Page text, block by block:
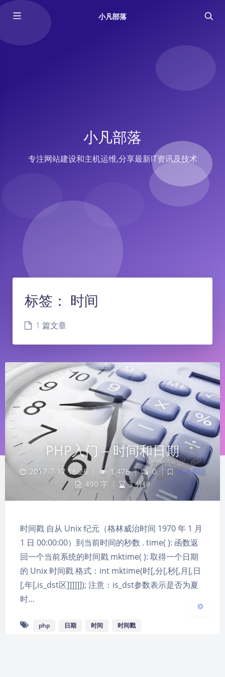
小凡部落
小凡部落
专注网站建设和主机运维,分享最新IT资讯及技术
浅阴影 深阴影
关闭 日落 暗化 灰度
标签： 时间
1 篇文章
PHP入门 – 时间和日期
2017-7-17 16:26 1,476 | 0 |
PHP基础
490 字
| 3 分钟
时间戳 自从 Unix 纪元（格林威治时间 1970 年 1 月
1 日 00:00:00）到当前时间的秒数 . time( ): 函数返
回一个当前系统的时间戳 mktime( ): 取得一个日期
的 Unix 时间戳 格式：int mktime(时[,分[,秒[,月[,日
[,年[,is_dst区]]]]]]); 注意：is_dst参数表示是否为夏
时…
php 日期 时间 时间戳